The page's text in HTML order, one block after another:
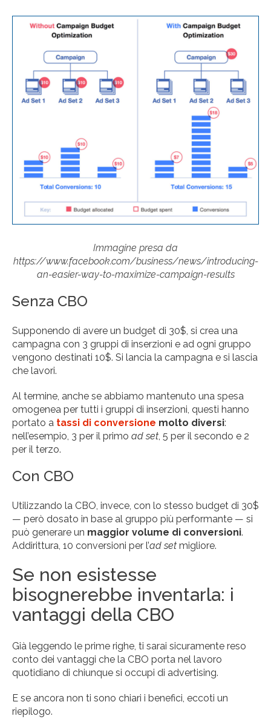
Immagine presa da
https://www.facebook.com/business/news/introducing-
an-easier-way-to-maximize-campaign-results
Senza CBO
Supponendo di avere un budget di 30$, si crea una
campagna con 3 gruppi di inserzioni e ad ogni gruppo
vengono destinati 10$. Si lancia la campagna e si lascia
che lavori.
Al termine, anche se abbiamo mantenuto una spesa
omogenea per tutti i gruppi di inserzioni, questi hanno
portato a tassi di conversione molto diversi:
nell’esempio, 3 per il primo ad set, 5 per il secondo e 2
per il terzo.
Con CBO
Utilizzando la CBO, invece, con lo stesso budget di 30$
— però dosato in base al gruppo più performante — si
può generare un maggior volume di conversioni.
Addirittura, 10 conversioni per l’ad set migliore.
Se non esistesse
bisognerebbe inventarla: i
vantaggi della CBO
Già leggendo le prime righe, ti sarai sicuramente reso
conto dei vantaggi che la CBO porta nel lavoro
quotidiano di chiunque si occupi di advertising.
E se ancora non ti sono chiari i benefici, eccoti un
riepilogo.